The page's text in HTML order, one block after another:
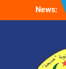
News: